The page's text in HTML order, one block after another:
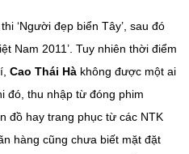
‘Người đẹp biển Tây’, sau đó
Nam 2011’. Tuy nhiên thời điểm
Cao Thái Hà không được một ai
đó, thu nhập từ đóng phim
đồ hay trang phục từ các NTK
hàng cũng chưa biết mặt đặt